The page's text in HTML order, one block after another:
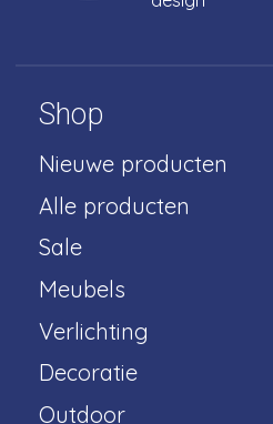
Shop
Nieuwe producten
Alle producten
Sale
Meubels
Verlichting
Decoratie
Outdoor